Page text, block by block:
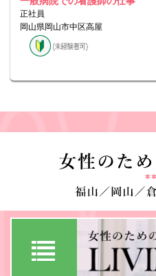
正社員
岡山県岡山市中区高屋